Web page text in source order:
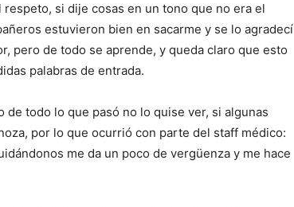
si dije cosas en un tono que no era el
estuvieron bien en sacarme y se lo agradecí
pero de todo se aprende, y queda claro que esto
palabras de entrada.
todo lo que pasó no lo quise ver, si algunas
por lo que ocurrió con parte del staff médico:
me da un poco de vergüenza y me hace